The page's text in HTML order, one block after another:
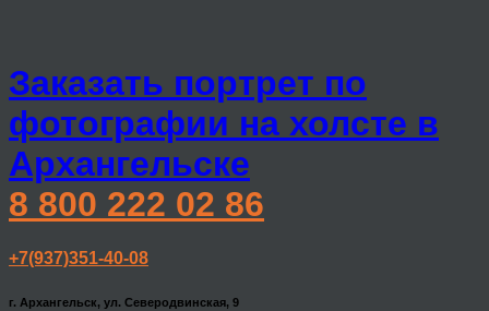
Заказать портрет по
фотографии на холсте в
Архангельске
8 800 222 02 86
+7(937)351-40-08
г. Архангельск, ул. Северодвинская, 9